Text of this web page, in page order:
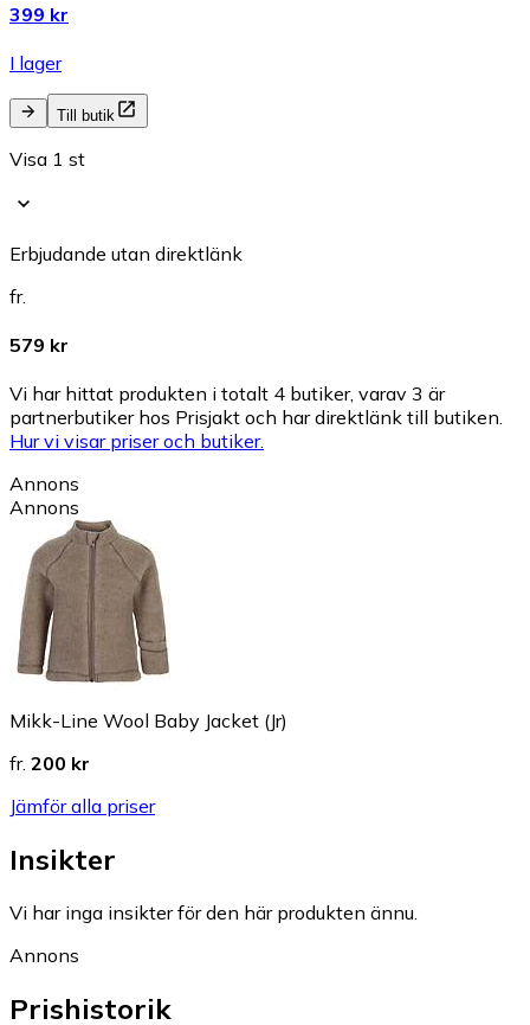
399 kr
I lager
Till butik
Visa 1 st
Erbjudande utan direktlänk
fr.
579 kr
Vi har hittat produkten i totalt 4 butiker, varav 3 är
partnerbutiker hos Prisjakt och har direktlänk till butiken.
Hur vi visar priser och butiker.
Annons
Annons
Mikk-Line Wool Baby Jacket (Jr)
fr. 200 kr
Jämför alla priser
Insikter
Vi har inga insikter för den här produkten ännu.
Annons
Prishistorik